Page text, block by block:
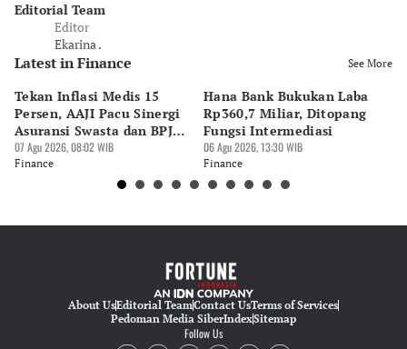
Editorial Team
Editor
Ekarina .
Latest in Finance See More
Tekan Inflasi Medis 15
Persen, AAJI Pacu Sinergi
Asuransi Swasta dan BPJS
Kesehatan
07 Agu 2026, 08:02 WIB
Finance
Hana Bank Bukukan Laba
Rp360,7 Miliar, Ditopang
Fungsi Intermediasi
06 Agu 2026, 13:30 WIB
Finance
About UsEditorial TeamContact UsTerms of Services
Pedoman Media SiberIndexSitemap
Follow Us